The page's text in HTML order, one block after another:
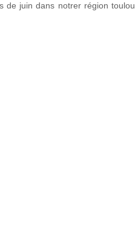
juin dans notrer région